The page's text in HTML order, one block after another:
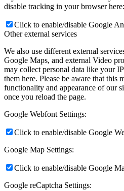
disable tracking in your browser here:
Click to enable/disable Google
Other external services
We also use different external
Google Maps, and external Video
may collect personal data like your
them here. Please be aware that this
functionality and appearance of our
once you reload the page.
Google Webfont Settings:
Click to enable/disable Google
Google Map Settings:
Click to enable/disable Google
Google reCaptcha Settings: